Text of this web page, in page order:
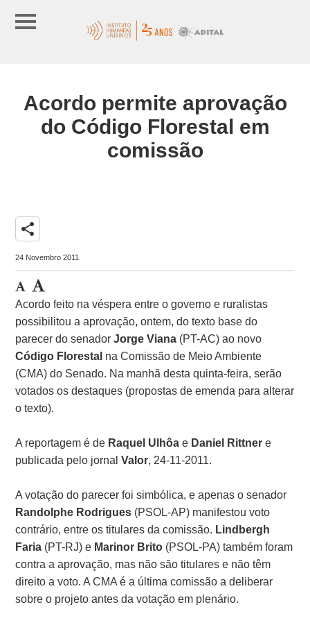
Acordo permite aprovação
do Código Florestal em
comissão
share
24 Novembro 2011
Acordo feito na véspera entre o governo e ruralistas
possibilitou a aprovação, ontem, do texto base do
parecer do senadorJorge Viana (PT-AC) ao novo
Código Florestal na Comissão de Meio Ambiente
(CMA) do Senado. Na manhã desta quinta-feira, serão
votados os destaques (propostas de emenda para alterar
o texto).
A reportagem é de Raquel Ulhôae Daniel Rittnere
publicada pelo jornalValor, 24-11-2011.
A votação do parecer foi simbólica, e apenas o senador
Randolphe Rodrigues (PSOL-AP) manifestou voto
contrário, entre os titulares da comissão. Lindbergh
Faria (PT-RJ) e Marinor Brito (PSOL-PA) também foram
contra a aprovação, mas não são titulares e não têm
direito a voto. A CMA é a última comissão a deliberar
sobre o projeto antes da votação em plenário.